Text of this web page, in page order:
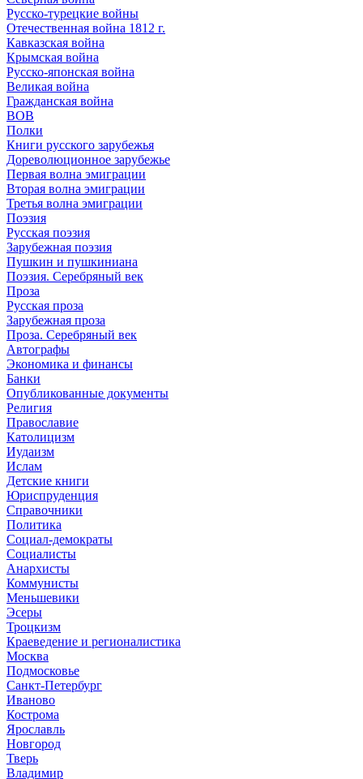
Русско-турецкие войны
Отечественная война 1812 г.
Кавказская война
Крымская война
Русско-японская война
Великая война
Гражданская война
ВОВ
Полки
Книги русского зарубежья
Дореволюционное зарубежье
Первая волна эмиграции
Вторая волна эмиграции
Третья волна эмиграции
Поэзия
Русская поэзия
Зарубежная поэзия
Пушкин и пушкиниана
Поэзия. Серебряный век
Проза
Русская проза
Зарубежная проза
Проза. Серебряный век
Автографы
Экономика и финансы
Банки
Опубликованные документы
Религия
Православие
Католицизм
Иудаизм
Ислам
Детские книги
Юриспруденция
Справочники
Политика
Социал-демократы
Социалисты
Анархисты
Коммунисты
Меньшевики
Эсеры
Троцкизм
Краеведение и регионалистика
Москва
Подмосковье
Санкт-Петербург
Иваново
Кострома
Ярославль
Новгород
Тверь
Владимир